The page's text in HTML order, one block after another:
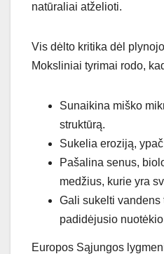
natūraliai atželioti.
Vis dėlto kritika dėl
Moksliniai tyrimai rodo,
Sunaikina miško
struktūrą.
Sukelia eroziją,
Pašalina senus,
medžius, kurie yra
Gali sukelti vandens
padidėjusio
Europos Sąjungos